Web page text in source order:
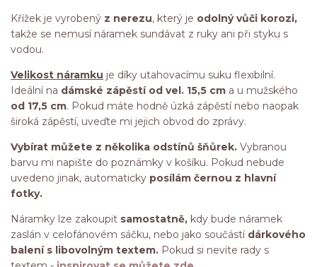
Křížek je vyrobený z nerezu, který je odolný vůči korozi,
takže se nemusí náramek sundávat z ruky ani při styku s
vodou.
Velikost náramku je díky utahovacímu suku flexibilní.
Ideální na dámské zápěstí od vel. 15,5 cm a u mužského
od 17,5 cm. Pokud máte hodně úzká zápěstí nebo naopak
široká zápěstí, uveďte mi jejich obvod do zprávy.
Vybírat můžete z několika odstínů šňůrek. Vybranou
barvu mi napište do poznámky v košíku. Pokud nebude
uvedeno jinak, automaticky posílám černou z hlavní
fotky.
Náramky lze zakoupit samostatně, kdy bude náramek
zaslán v celofánovém sáčku, nebo jako součástí dárkového
balení s libovolným textem. Pokud si nevíte rady s